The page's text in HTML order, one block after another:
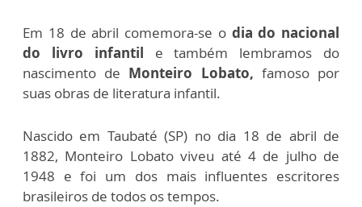
Em 18 de abril comemora-se o dia do nacional
do livro infantil e também lembramos do
nascimento de Monteiro Lobato, famoso por
suas obras de literatura infantil.
Nascido em Taubaté (SP) no dia 18 de abril de
1882, Monteiro Lobato viveu até 4 de julho de
1948 e foi um dos mais influentes escritores
brasileiros de todos os tempos.